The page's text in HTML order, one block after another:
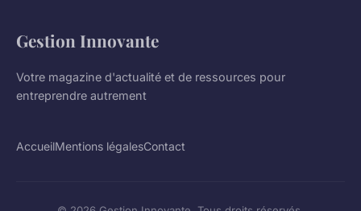
Gestion Innovante
Votre magazine d'actualité et de ressources pour
entreprendre autrement
AccueilMentions légalesContact